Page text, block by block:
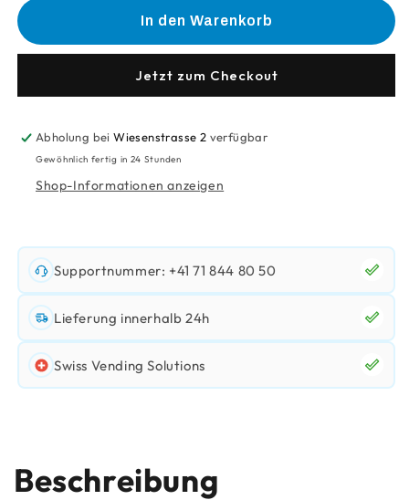
T-
Lang
für
T-
Shirt
Lang
In den Warenkorb
Jetzt zum Checkout
Abholung beiWiesenstrasse 2 verfügbar
Gewöhnlich fertig in 24 Stunden
Shop-Informationen anzeigen
Supportnummer: +41 71 844 80 50
Lieferung innerhalb 24h
Swiss Vending Solutions
Beschreibung